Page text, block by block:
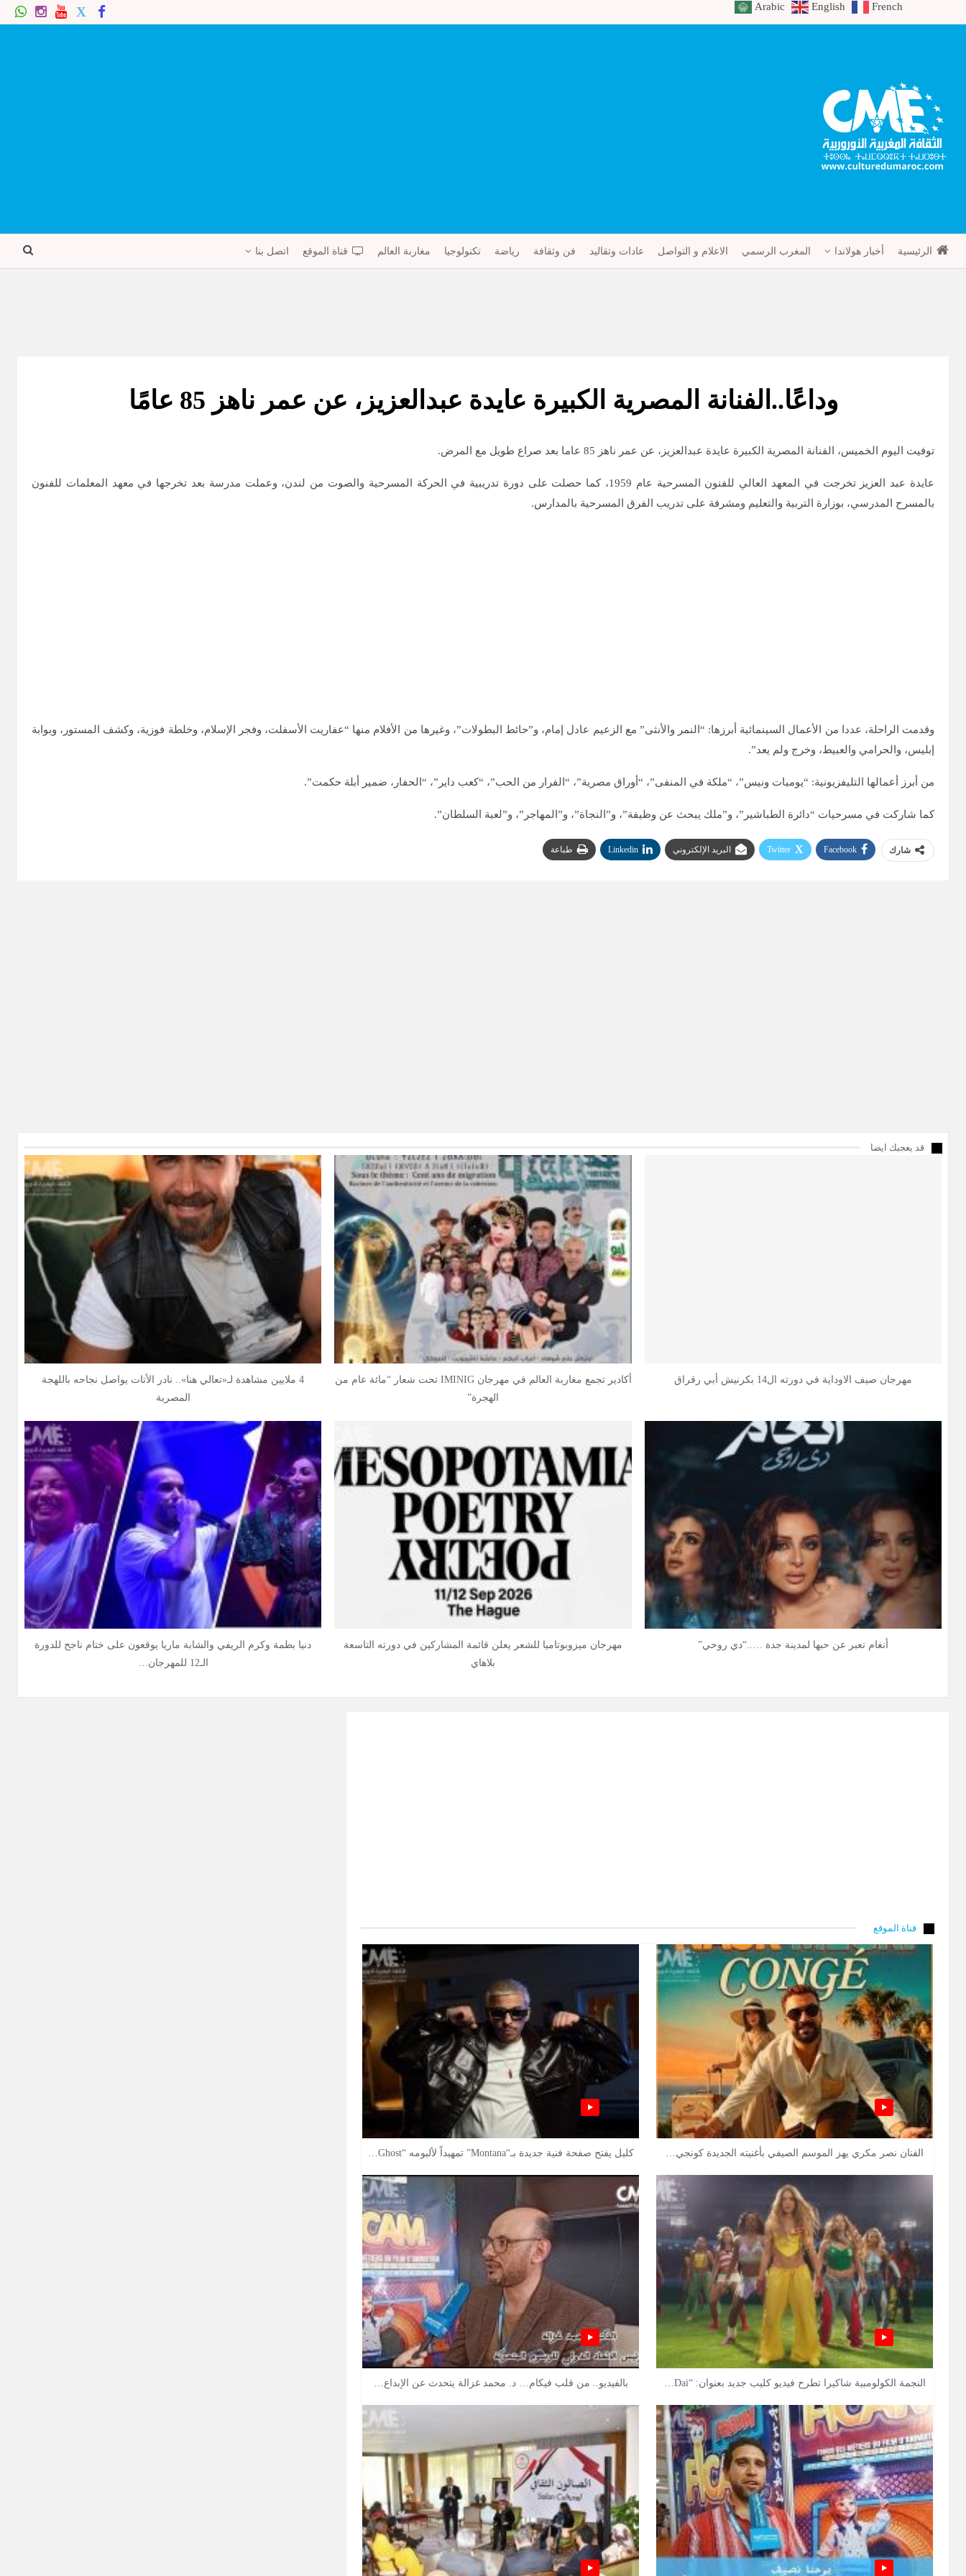
Arabic English French
الرئيسية أخبار هولاندا المغرب الرسمي الاعلام و التواصل عادات وتقاليد فن وثقافة رياضة تكنولوجيا مغاربة العالم قناة الموقع اتصل بنا
وداعًا..الفنانة المصرية الكبيرة عايدة عبدالعزيز، عن عمر ناهز 85 عامًا
توفيت اليوم الخميس، الفنانة المصرية الكبيرة عايدة عبدالعزيز، عن عمر ناهز 85 عاما بعد صراع طويل مع المرض.
عايدة عبد العزيز تخرجت في المعهد العالي للفنون المسرحية عام 1959، كما حصلت على دورة تدريبية في الحركة المسرحية والصوت من لندن، وعملت مدرسة بعد تخرجها في معهد المعلمات للفنون
بالمسرح المدرسي، بوزارة التربية والتعليم ومشرفة على تدريب الفرق المسرحية بالمدارس.
وقدمت الراحلة، عددا من الأعمال السينمائية أبرزها: “النمر والأنثى” مع الزعيم عادل إمام، و”حائط البطولات”، وغيرها من الأفلام منها “عفاريت الأسفلت، وفجر الإسلام، وخلطة فوزية، وكشف المستور، وبوابة
إبليس، والحرامي والعبيط، وخرج ولم يعد”.
من أبرز أعمالها التليفزيونية: “يوميات ونيس”، “ملكة في المنفى”، “أوراق مصرية”، “الفرار من الحب”، “كعب داير”، “الحفار، ضمير أبلة حكمت”.
كما شاركت في مسرحيات “دائرة الطباشير”، و”ملك يبحث عن وظيفة”، و”النجاة”، و”المهاجر”، و”لعبة السلطان”.
شارك Facebook
Twitter البريد الإلكتروني Linkedin طباعة
قد يعجبك ايضا
مهرجان صيف الاوداية في دورته ال14 بكرنيش أبي رقراق
أكادير تجمع مغاربة العالم في مهرجان IMINIG تحت شعار “مائة عام من
الهجرة”
4 ملايين مشاهدة لـ«تعالي هنا».. نادر الأتات يواصل نجاحه باللهجة
المصرية
أنغام تعبر عن حبها لمدينة جدة …..“دي روحي”
مهرجان ميزوبوتاميا للشعر يعلن قائمة المشاركين في دورته التاسعة
بلاهاي
دنيا بطمة وكرم الريفي والشابة ماريا يوقعون على ختام ناجح للدورة
الـ12 للمهرجان…
قناة الموقع
الفنان نصر مكري يهز الموسم الصيفي بأغنيته الجديدة كونجي… كليل يفتح صفحة فنية جديدة بـ“Montana” تمهيداً لألبومه “Ghost…
النجمة الكولومبية شاكيرا تطرح فيديو كليب جديد بعنوان: “Dai… بالفيديو.. من قلب فيكام… د. محمد غزالة يتحدث عن الإبداع…